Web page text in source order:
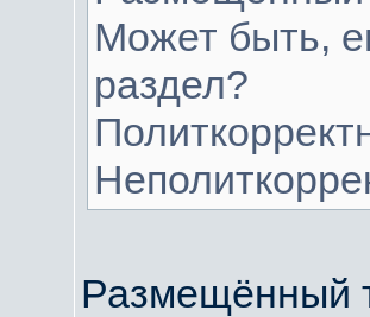
Может быть,
раздел?
Размещённый